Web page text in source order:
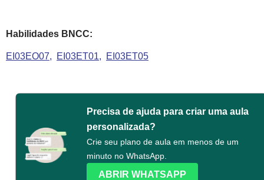
Habilidades BNCC:
EI03EO07 EI03ET01 EI03ET05
Precisa de ajuda para criar uma aula
personalizada?
Crie seu plano de aula em menos de um
minuto no WhatsApp.
ABRIR WHATSAPP